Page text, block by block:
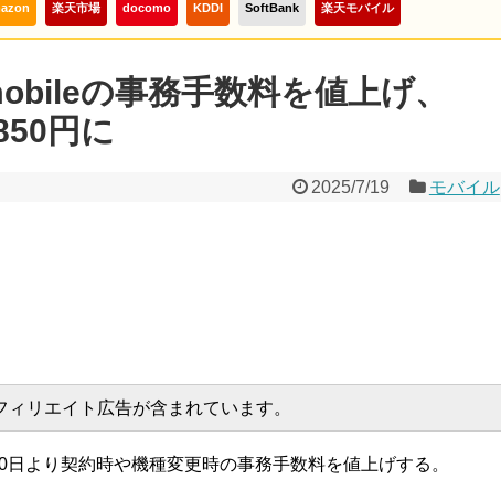
楽天市場 docomo KDDI SoftBank 楽天モバイル
の事務手数料を値上げ、
円に
2025/7/19 モバイル
リエイト広告が含まれています。
より契約時や機種変更時の事務手数料を値上げする。